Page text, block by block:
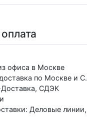
офиса в Москве
по Москве и
СДЭК
Деловые